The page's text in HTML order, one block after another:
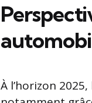
À l’horizon